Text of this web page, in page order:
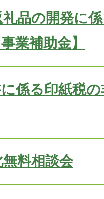
品の開発に
業補助金】
係る印紙税
料相談会